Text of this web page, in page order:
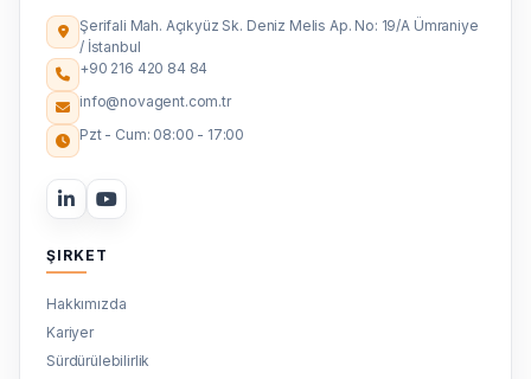
Şerifali Mah. Açıkyüz Sk. Deniz Melis Ap. No: 19/A Ümraniye
/ İstanbul
+90 216 420 84 84
info@novagent.com.tr
Pzt - Cum: 08:00 - 17:00
ŞIRKET
Hakkımızda
Kariyer
Sürdürülebilirlik